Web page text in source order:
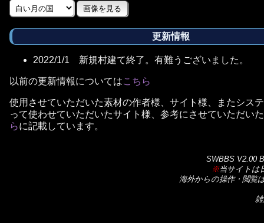
更新情報
2022/1/1 新規村建て終了。有難うございました。
以前の更新情報についてはこちら
使用させていただいた素材の作者様、サイト様、またシス
って使わせていただいたサイト様、参考にさせていただい
らに記載しています。
SWBBS V2.00
※当サイトは
海外からの操作・閲覧